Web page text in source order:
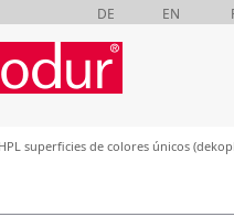
DE EN
HPL superficies de colores únicos